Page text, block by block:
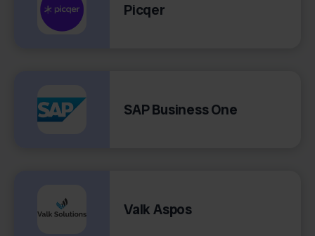
Picqer
SAP Business One
Valk Aspos